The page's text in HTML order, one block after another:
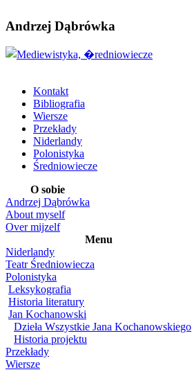
Andrzej Dąbrówka
Kontakt
Bibliografia
Wiersze
Przekłady
Niderlandy
Polonistyka
Średniowiecze
O sobie
Andrzej Dąbrówka
About myself
Over mijzelf
Menu
Niderlandy
Teatr Średniowiecza
Polonistyka
Leksykografia
Historia literatury
Jan Kochanowski
Dzieła Wszystkie Jana Kochanowskiego
Historia projektu
Przekłady
Wiersze